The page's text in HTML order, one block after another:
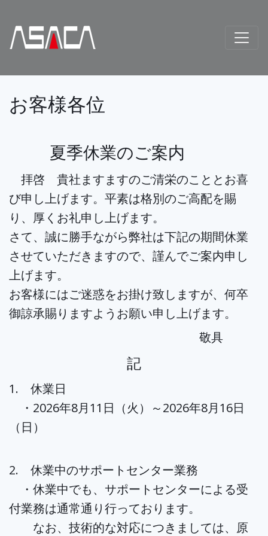
お客様各位
夏季休業のご案内
拝啓 貴社ますますのご清栄のこととお喜
び申し上げます。平素は格別のご高配を賜
り、厚くお礼申し上げます。
さて、誠に勝手ながら弊社は下記の期間休業
させていただきますので、謹んでご案内申し
上げます。
お客様にはご迷惑をお掛け致しますが、何卒
御諒承賜りますようお願い申し上げます。
敬具
記
1. 休業日
・2026年8月11日（火）～2026年8月16日
（日）
2. 休業中のサポートセンター業務
・休業中でも、サポートセンターによる受
付業務は通常通り行っております。
なお、技術的な対応につきましては、原